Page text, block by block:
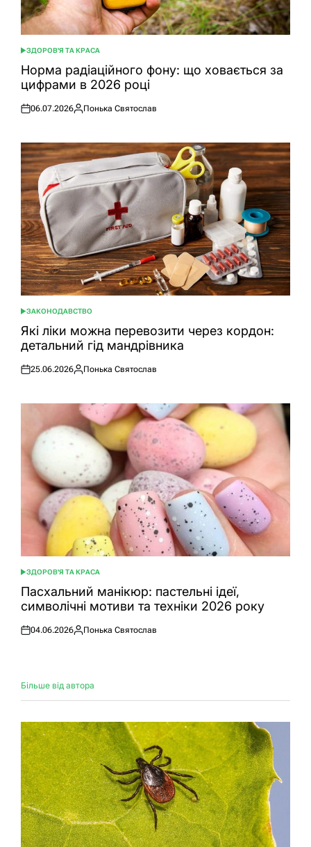
ОПУБЛІКУВАТИ
У
ЗДОРОВ'Я ТА КРАСА
Норма радіаційного фону: що ховається за
цифрами в 2026 році
Оприлюднено
06.07.2026
Опубліковано
Понька Святослав
ОПУБЛІКУВАТИ
У
ЗАКОНОДАВСТВО
Які ліки можна перевозити через кордон:
детальний гід мандрівника
Оприлюднено
25.06.2026
Опубліковано
Понька Святослав
ОПУБЛІКУВАТИ
У
ЗДОРОВ'Я ТА КРАСА
Пасхальний манікюр: пастельні ідеї,
символічні мотиви та техніки 2026 року
Оприлюднено
04.06.2026
Опубліковано
Понька Святослав
Більше від автора